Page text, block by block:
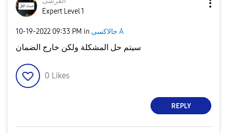
Expert Level 1
‎10-19-2022 09:33 PM in جالاكسى A
سيتم حل المشكلة ولكن خارج الضمان
0 Likes
REPLY